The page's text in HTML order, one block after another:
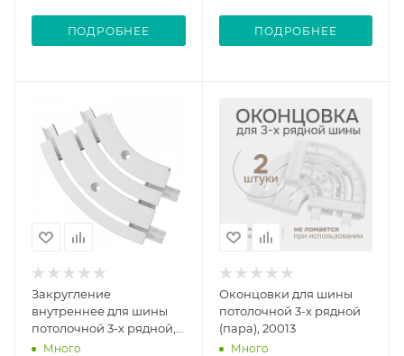
ПОДРОБНЕЕ ПОДРОБНЕЕ
Закругление
внутреннее для шины
потолочной 3-х рядной,
135 градусов, 21353
Много
Оконцовки для шины
потолочной 3-х рядной
(пара), 20013
Много